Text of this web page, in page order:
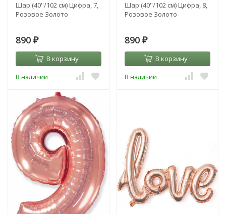
Шар (40''/102 см) Цифра, 7,
Розовое Золото
890 ₽
В корзину
В наличии
Шар (40''/102 см) Цифра, 8,
Розовое Золото
890 ₽
В корзину
В наличии